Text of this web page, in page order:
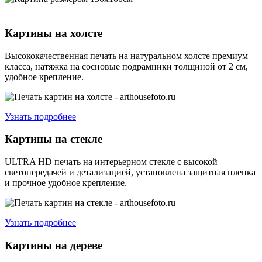
Картины на холсте
Высококачественная печать на натуральном холсте премиум
класса, натяжка на сосновые подрамники толщиной от 2 см,
удобное крепление.
Узнать подробнее
Картины на стекле
ULTRA HD печать на интерьерном стекле с высокой
светопередачей и детализацией, установлена защитная пленка
и прочное удобное крепление.
Узнать подробнее
Картины на дереве